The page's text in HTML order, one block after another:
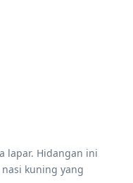
lapar. Hidangan ini
kuning yang